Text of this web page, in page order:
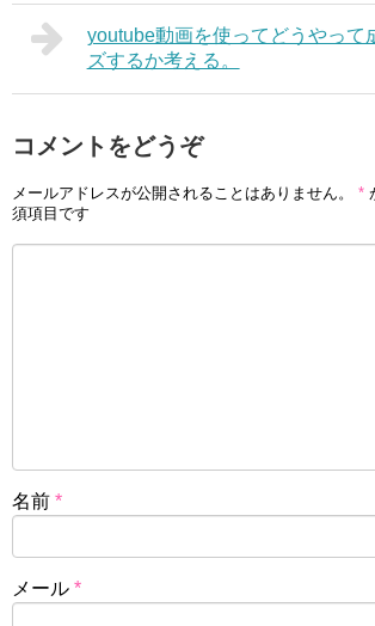
youtube動画を使ってどうやって
ズするか考える。
コメントをどうぞ
メールアドレスが公開されることはありません。 *
須項目です
名前 *
メール *